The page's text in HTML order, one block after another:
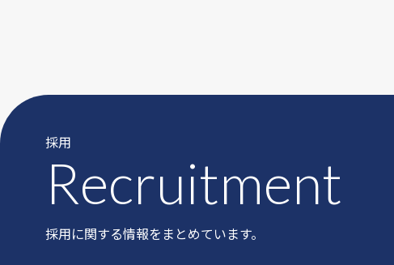
採用
Recruitment
採用に関する情報をまとめています。